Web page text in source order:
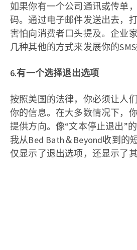
如果你有一个公司通讯或传单
码。通过电子邮件发送出去，
害怕向消费者口头提及。企业
几种其他的方式来发展你的SMS
6.有一个选择退出选项
按照美国的法律，你必须让人
你的信息。在大多数情况下，
提供方向。像“文本停止退出”
我从Bed Bath＆Beyond收到的
仅显示了退出选项，还显示了其